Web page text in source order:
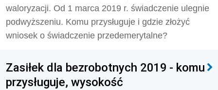
waloryzacji. Od 1 marca 2019 r. świadczenie ulegnie
podwyższeniu. Komu przysługuje i gdzie złożyć
wniosek o świadczenie przedemerytalne?
Zasiłek dla bezrobotnych 2019 - komu
przysługuje, wysokość